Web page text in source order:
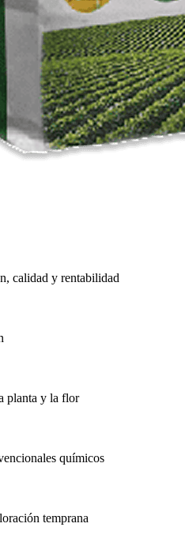
calidad y rentabilidad
planta y la flor
químicos
temprana